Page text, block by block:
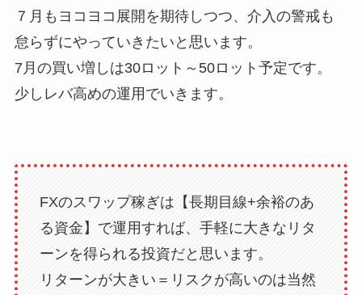
７月もヨコヨコ展開を期待しつつ、介入の警戒も
怠らずにやっていきたいと思います。
7月の買い増しは30ロット～50ロット予定です。
少しレバ高めの運用でいきます。
FXのスワップ稼ぎは【長期目線+余裕のあ
る資金】で運用すれば、手軽に大きなリタ
ーンを得られる投資だと思います。
リターンが大きい＝リスクが高いのは当然